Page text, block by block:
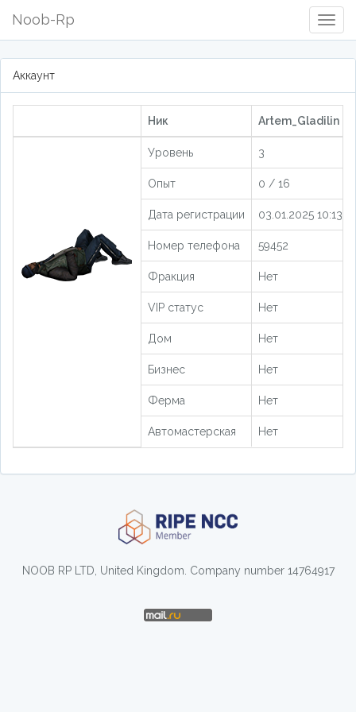
Noob-Rp
Аккаунт
Ник Artem_Gladilin
Уровень 3
Опыт 0 / 16
Дата регистрации 03.01.2025
Номер телефона 59452
Фракция Нет
VIP статус Нет
Дом Нет
Бизнес Нет
Ферма Нет
Автомастерская Нет
NOOB RP LTD, United Kingdom. Company number 14764917